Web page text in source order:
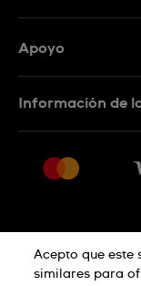
Apoyo
Devoluciones
Sistema de
Desistimiento
Información de
Empleo
Acepto que este
similares para